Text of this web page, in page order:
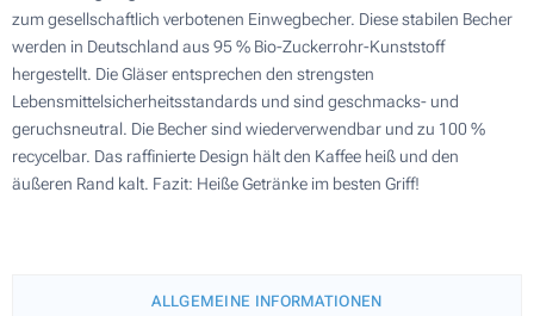
zum gesellschaftlich verbotenen Einwegbecher. Diese stabilen Becher
werden in Deutschland aus 95 % Bio-Zuckerrohr-Kunststoff
hergestellt. Die Gläser entsprechen den strengsten
Lebensmittelsicherheitsstandards und sind geschmacks- und
geruchsneutral. Die Becher sind wiederverwendbar und zu 100 %
recycelbar. Das raffinierte Design hält den Kaffee heiß und den
äußeren Rand kalt. Fazit: Heiße Getränke im besten Griff!
ALLGEMEINE INFORMATIONEN